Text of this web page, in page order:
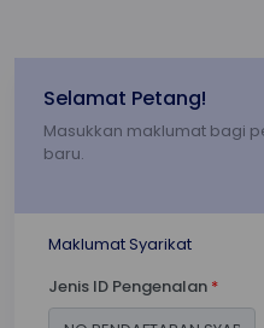
Selamat Petang!
Masukkan maklumat bagi
baru.
Maklumat Syarikat
Jenis ID Pengenalan *